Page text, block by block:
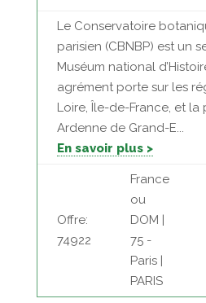
Le Conservatoire
parisien (CBNBP) est un
Muséum national
agrément porte sur les
Loire, Île-de-France, et
Ardenne de Grand-E...
En savoir plus >
Offre:
74922
France
ou
DOM |
75 -
Paris |
PARIS